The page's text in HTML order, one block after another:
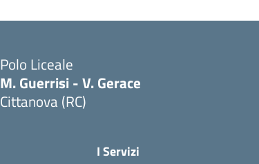
Polo Liceale
M. Guerrisi - V. Gerace
Cittanova (RC)
I Servizi